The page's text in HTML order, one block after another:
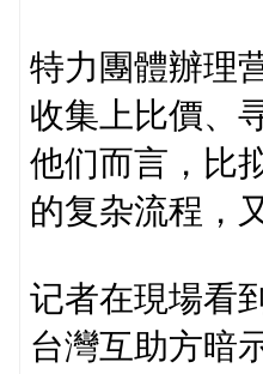
特力團體辦理
收集上比價、
他们而言，比
的复杂流程，
记者在現場看
台灣互助方暗